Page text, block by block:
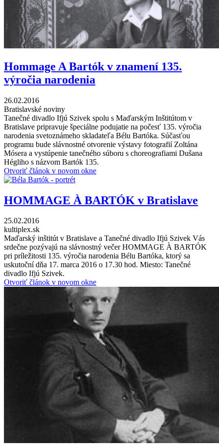
Hommage A Bartók v znamení 135.
výročia narodenia
26.02.2016
Bratislavské noviny
Tanečné divadlo Ifjú Szivek spolu s Maďarským Inštitútom v
Bratislave pripravuje špeciálne podujatie na počesť 135. výročia
narodenia svetoznámeho skladateľa Bélu Bartóka. Súčasťou
programu bude slávnostné otvorenie výstavy fotografií Zoltána
Mósera a vystúpenie tanečného súboru s choreografiami Dušana
Hégliho s názvom Bartók 135.
Otvoriť článok v novom okne
HOMMAGE À BARTÓK v Bratislave
25.02.2016
kultiplex.sk
Maďarský inštitút v Bratislave a Tanečné divadlo Ifjú Szivek Vás
srdečne pozývajú na slávnostný večer HOMMAGE À BARTÓK
pri príležitosti 135. výročia narodenia Bélu Bartóka, ktorý sa
uskutoční dňa 17. marca 2016 o 17.30 hod. Miesto: Tanečné
divadlo Ifjú Szivek.
Otvoriť článok v novom okne